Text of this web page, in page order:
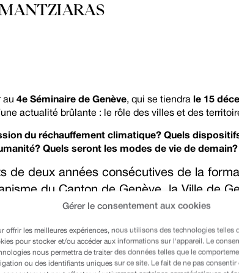
Gérer le consentement aux cookies
offrir les meilleures expériences, nous utilisons des technologies telles
pour stocker et/ou accéder aux informations sur l'appareil. Le
nous permettra de traiter des données telles que le
ou des identifiants uniques sur ce site. Le fait de ne pas consentir
MANTZIARAS
au 4e Séminaire de Genève, qui se tiendra le 15
actualité brûlante : le rôle des villes et des
du réchauffement climatique? Quels
Quels seront les modes de vie de demain?
de deux années consécutives de la
du Canton de Genève, la Ville de
sera annoncée l’ouverture aux
considérables produites lors de la
au titre duEco-Century Project®. Cette
et de l’énergieClaude TURMES, du